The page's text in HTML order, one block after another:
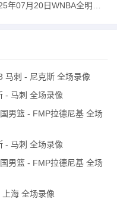
月20日WNBA全明星赛正赛 科利尔队 - 克拉克队 全场录像
马刺 - 尼克斯 全场录像
- 马刺 全场录像
男篮 - FMP拉德尼基 全场
- 马刺 全场录像
男篮 - FMP拉德尼基 全场
海 全场录像